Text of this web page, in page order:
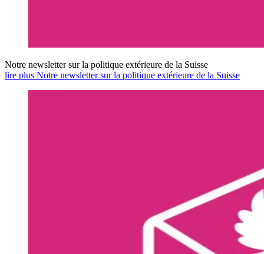
Notre newsletter sur la politique extérieure de la Suisse
lire plus Notre newsletter sur la politique extérieure de la Suisse